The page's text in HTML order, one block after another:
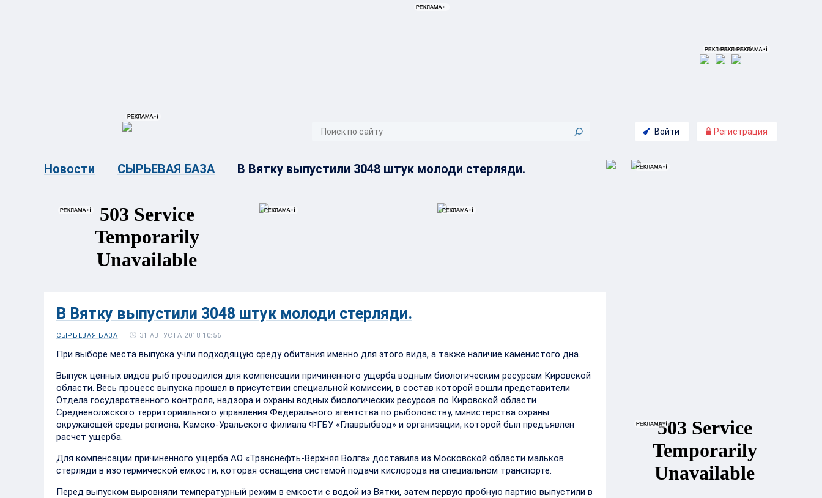
Войти Регистрация
Новости СЫРЬЕВАЯ БАЗА В Вятку выпустили 3048 штук молоди стерляди.
В Вятку выпустили 3048 штук молоди стерляди.
СЫРЬЕВАЯ БАЗА 31 АВГУСТА 2018 10:56
При выборе места выпуска учли подходящую среду обитания именно для этого вида, а также наличие каменистого дна.
Выпуск ценных видов рыб проводился для компенсации причиненного ущерба водным биологическим ресурсам Кировской
области. Весь процесс выпуска прошел в присутствии специальной комиссии, в состав которой вошли представители
Отдела государственного контроля, надзора и охраны водных биологических ресурсов по Кировской области
Средневолжского территориального управления Федерального агентства по рыболовству, министерства охраны
окружающей среды региона, Камско-Уральского филиала ФГБУ «Главрыбвод» и организации, которой был предъявлен
расчет ущерба.
Для компенсации причиненного ущерба АО «Транснефть-Верхняя Волга» доставила из Московской области мальков
стерляди в изотермической емкости, которая оснащена системой подачи кислорода на специальном транспорте.
Перед выпуском выровняли температурный режим в емкости с водой из Вятки, затем первую пробную партию выпустили в